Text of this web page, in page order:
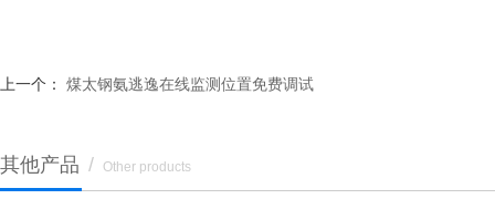
上一个： 煤太钢氨逃逸在线监测位置免费调试
其他产品 / Other products